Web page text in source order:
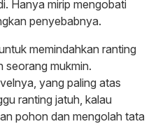
Hanya mirip mengobati
penyebabnya.
memindahkan ranting
seorang mukmin.
yang paling atas
ranting jatuh, kalau
pohon dan mengolah tata